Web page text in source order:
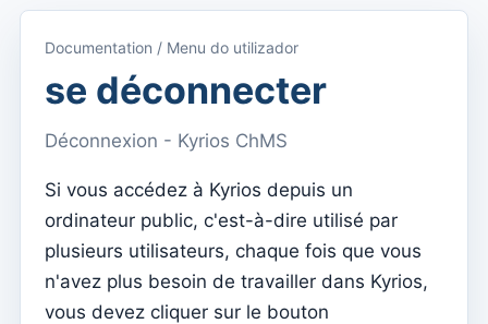
Menu principal (applications)
Basculer entre les abonnements
Dashboard
Tableau de bord
Menu do utilizador
Paramètres d'abonnement
Documentation / Menu do utilizador
se déconnecter
Déconnexion - Kyrios ChMS
Si vous accédez à Kyrios depuis un
ordinateur public, c'est-à-dire utilisé par
plusieurs utilisateurs, chaque fois que vous
n'avez plus besoin de travailler dans Kyrios,
vous devez cliquer sur le bouton